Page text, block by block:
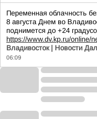
Переменная облачность
8 августа Днем во
поднимется до +24
https://www.dv.kp.ru/online/
Владивосток | Новости
06:09